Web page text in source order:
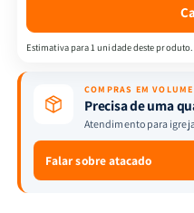
Edificando
sobre
Edificando
sobre
a
Estimativa para 1 unidade deste
COMPRAS EM VOLUME
Precisa de uma
Atendimento para
Falar sobre atacado